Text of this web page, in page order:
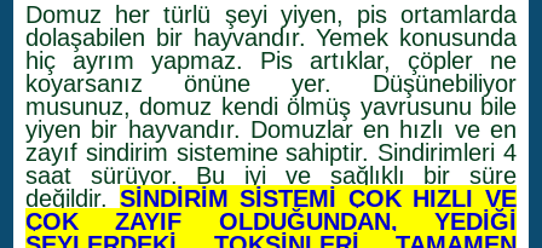
Domuz her türlü şeyi yiyen, pis ortamlarda
dolaşabilen bir hayvandır. Yemek konusunda
hiç ayrım yapmaz. Pis artıklar, çöpler ne
koyarsanız önüne yer. Düşünebiliyor
musunuz, domuz kendi ölmüş yavrusunu bile
yiyen bir hayvandır. Domuzlar en hızlı ve en
zayıf sindirim sistemine sahiptir. Sindirimleri 4
saat sürüyor. Bu iyi ve sağlıklı bir süre
değildir. SİNDİRİM SİSTEMİ ÇOK HIZLI VE
ÇOK ZAYIF OLDUĞUNDAN, YEDİĞİ